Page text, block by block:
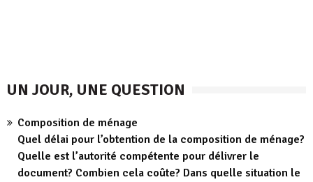
UN JOUR, UNE QUESTION
Composition de ménage
Quel délai pour l’obtention de la composition de ménage?
Quelle est l’autorité compétente pour délivrer le
document? Combien cela coûte? Dans quelle situation le